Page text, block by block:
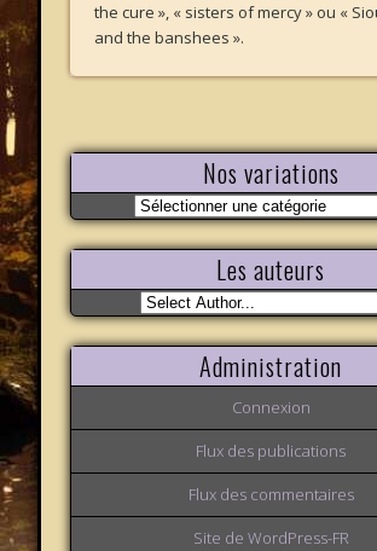
the cure », « sisters of mercy » ou «
and the banshees ».
Nos variations
Nos
variations
Les auteurs
Administration
Connexion
Flux des publications
Flux des commentaires
Site de WordPress-FR